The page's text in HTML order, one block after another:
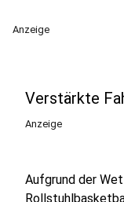
Anzeige
Verstärkte
Anzeige
Aufgrund der